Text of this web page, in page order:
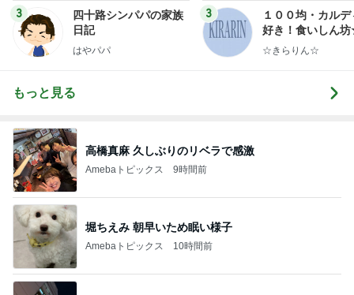
3
四十路シンパパの家族
日記
はやパパ
3
１００均・カルデ
好き！食いしん
らりん☆のブログ
☆きらりん☆
もっと見る
高橋真麻 久しぶりのリベラで感激
Amebaトピックス 9時間前
堀ちえみ 朝早いため眠い様子
Amebaトピックス 10時間前